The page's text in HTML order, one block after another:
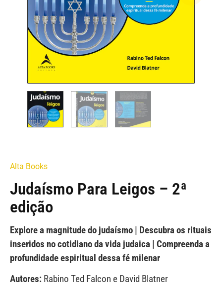
Alta Books
Judaísmo Para Leigos – 2ª
edição
Explore a magnitude do judaísmo | Descubra os rituais
inseridos no cotidiano da vida judaica | Compreenda a
profundidade espiritual dessa fé milenar
Autores: Rabino Ted Falcon e David Blatner